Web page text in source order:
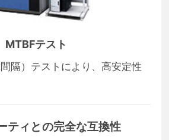
MTBFテスト
隔）テストにより、高安定性
ティとの完全な互換性